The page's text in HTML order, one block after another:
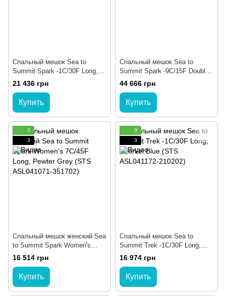
Спальный мешок Sea to
Summit Spark -1C/30F Long,
Beluga Black (STS ASL041072-
21 436 грн
Купить
Спальный мешок Sea to
Summit Spark -9C/15F Double,
Beluga Black (STS ASL041072-
44 666 грн
Купить
3
3
Спальный мешок женский Sea
to Summit Spark Women's
7C/45F Long, Pewter Grey
(STS ASL041071-351702)
16 514 грн
Купить
3
3
Спальный мешок Sea to
Summit Trek -1C/30F Long,
Snorkel Blue (STS ASL041172-
16 974 грн
Купить